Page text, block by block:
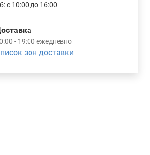
с 10:00 до 16:00
- 19:00 ежедневно
зон доставки